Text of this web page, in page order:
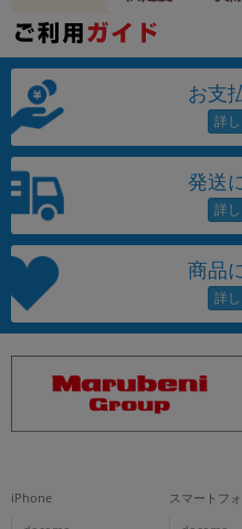
お支
発送
商品
iPhone スマートフ